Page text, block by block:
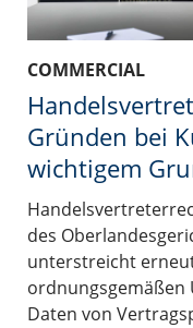
COMMERCIAL
Gründen bei
wichtigem
des
unterstreicht
ordnungsgemäßen
Daten von